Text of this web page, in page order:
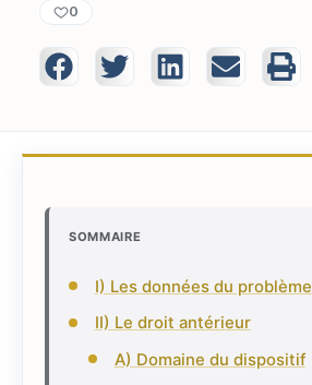
0
SOMMAIRE
I) Les données du problème
II) Le droit antérieur
A) Domaine du dispositif